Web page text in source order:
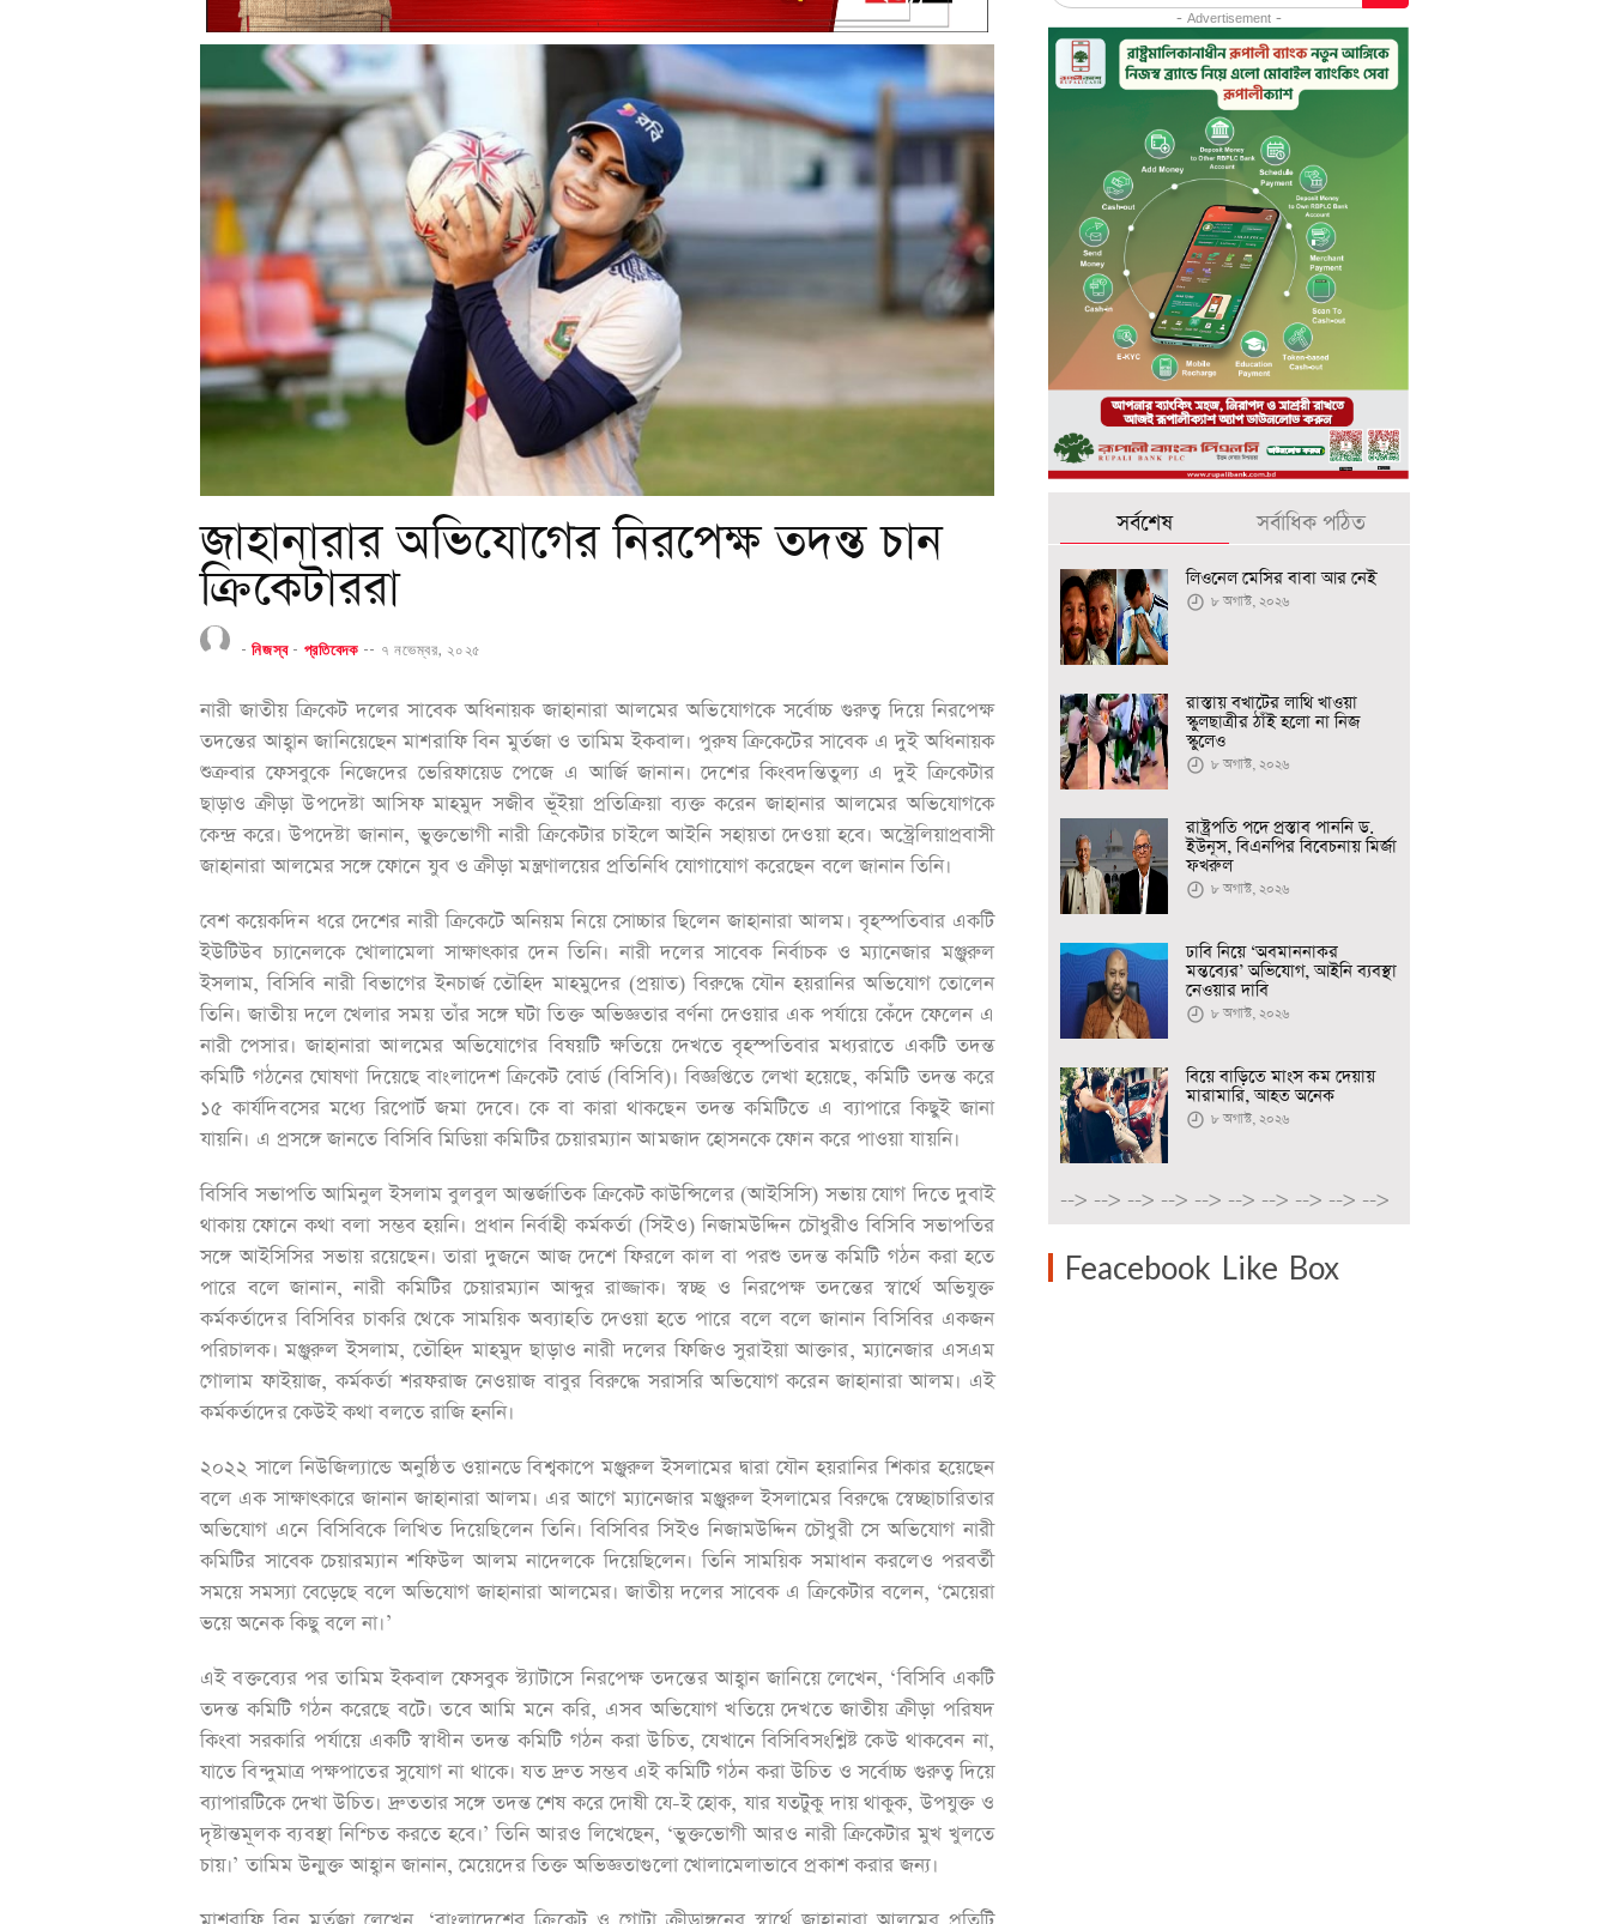
জাহানারার অভিযোগের নিরপেক্ষ তদন্ত চান
ক্রিকেটাররা
-নিজস্ব- প্রতিবেদক-- ৭ নভেম্বর, ২০২৫
নারী জাতীয় ক্রিকেট দলের সাবেক অধিনায়ক জাহানারা আলমের অভিযোগকে সর্বোচ্চ গুরুত্ব দিয়ে নিরপেক্ষ
তদন্তের আহ্বান জানিয়েছেন মাশরাফি বিন মুর্তজা ও তামিম ইকবাল। পুরুষ ক্রিকেটের সাবেক এ দুই অধিনায়ক
শুক্রবার ফেসবুকে নিজেদের ভেরিফায়েড পেজে এ আর্জি জানান। দেশের কিংবদন্তিতুল্য এ দুই ক্রিকেটার
ছাড়াও ক্রীড়া উপদেষ্টা আসিফ মাহমুদ সজীব ভূঁইয়া প্রতিক্রিয়া ব্যক্ত করেন জাহানার আলমের অভিযোগকে
কেন্দ্র করে। উপদেষ্টা জানান, ভুক্তভোগী নারী ক্রিকেটার চাইলে আইনি সহায়তা দেওয়া হবে। অস্ট্রেলিয়াপ্রবাসী
জাহানারা আলমের সঙ্গে ফোনে যুব ও ক্রীড়া মন্ত্রণালয়ের প্রতিনিধি যোগাযোগ করেছেন বলে জানান তিনি।
বেশ কয়েকদিন ধরে দেশের নারী ক্রিকেটে অনিয়ম নিয়ে সোচ্চার ছিলেন জাহানারা আলম। বৃহস্পতিবার একটি
ইউটিউব চ্যানেলকে খোলামেলা সাক্ষাৎকার দেন তিনি। নারী দলের সাবেক নির্বাচক ও ম্যানেজার মঞ্জুরুল
ইসলাম, বিসিবি নারী বিভাগের ইনচার্জ তৌহিদ মাহমুদের (প্রয়াত) বিরুদ্ধে যৌন হয়রানির অভিযোগ তোলেন
তিনি। জাতীয় দলে খেলার সময় তাঁর সঙ্গে ঘটা তিক্ত অভিজ্ঞতার বর্ণনা দেওয়ার এক পর্যায়ে কেঁদে ফেলেন এ
নারী পেসার। জাহানারা আলমের অভিযোগের বিষয়টি ক্ষতিয়ে দেখতে বৃহস্পতিবার মধ্যরাতে একটি তদন্ত
কমিটি গঠনের ঘোষণা দিয়েছে বাংলাদেশ ক্রিকেট বোর্ড (বিসিবি)। বিজ্ঞপ্তিতে লেখা হয়েছে, কমিটি তদন্ত করে
১৫ কার্যদিবসের মধ্যে রিপোর্ট জমা দেবে। কে বা কারা থাকছেন তদন্ত কমিটিতে এ ব্যাপারে কিছুই জানা
যায়নি। এ প্রসঙ্গে জানতে বিসিবি মিডিয়া কমিটির চেয়ারম্যান আমজাদ হোসনকে ফোন করে পাওয়া যায়নি।
বিসিবি সভাপতি আমিনুল ইসলাম বুলবুল আন্তর্জাতিক ক্রিকেট কাউন্সিলের (আইসিসি) সভায় যোগ দিতে দুবাই
থাকায় ফোনে কথা বলা সম্ভব হয়নি। প্রধান নির্বাহী কর্মকর্তা (সিইও) নিজামউদ্দিন চৌধুরীও বিসিবি সভাপতির
সঙ্গে আইসিসির সভায় রয়েছেন। তারা দুজনে আজ দেশে ফিরলে কাল বা পরশু তদন্ত কমিটি গঠন করা হতে
পারে বলে জানান, নারী কমিটির চেয়ারম্যান আব্দুর রাজ্জাক। স্বচ্ছ ও নিরপেক্ষ তদন্তের স্বার্থে অভিযুক্ত
কর্মকর্তাদের বিসিবির চাকরি থেকে সাময়িক অব্যাহতি দেওয়া হতে পারে বলে বলে জানান বিসিবির একজন
পরিচালক। মঞ্জুরুল ইসলাম, তৌহিদ মাহমুদ ছাড়াও নারী দলের ফিজিও সুরাইয়া আক্তার, ম্যানেজার এসএম
গোলাম ফাইয়াজ, কর্মকর্তা শরফরাজ নেওয়াজ বাবুর বিরুদ্ধে সরাসরি অভিযোগ করেন জাহানারা আলম। এই
কর্মকর্তাদের কেউই কথা বলতে রাজি হননি।
২০২২ সালে নিউজিল্যান্ডে অনুষ্ঠিত ওয়ানডে বিশ্বকাপে মঞ্জুরুল ইসলামের দ্বারা যৌন হয়রানির শিকার হয়েছেন
বলে এক সাক্ষাৎকারে জানান জাহানারা আলম। এর আগে ম্যানেজার মঞ্জুরুল ইসলামের বিরুদ্ধে স্বেচ্ছাচারিতার
অভিযোগ এনে বিসিবিকে লিখিত দিয়েছিলেন তিনি। বিসিবির সিইও নিজামউদ্দিন চৌধুরী সে অভিযোগ নারী
কমিটির সাবেক চেয়ারম্যান শফিউল আলম নাদেলকে দিয়েছিলেন। তিনি সাময়িক সমাধান করলেও পরবর্তী
সময়ে সমস্যা বেড়েছে বলে অভিযোগ জাহানারা আলমের। জাতীয় দলের সাবেক এ ক্রিকেটার বলেন, ‘মেয়েরা
ভয়ে অনেক কিছু বলে না।’
এই বক্তব্যের পর তামিম ইকবাল ফেসবুক স্ট্যাটাসে নিরপেক্ষ তদন্তের আহ্বান জানিয়ে লেখেন, ‘বিসিবি একটি
তদন্ত কমিটি গঠন করেছে বটে। তবে আমি মনে করি, এসব অভিযোগ খতিয়ে দেখতে জাতীয় ক্রীড়া পরিষদ
কিংবা সরকারি পর্যায়ে একটি স্বাধীন তদন্ত কমিটি গঠন করা উচিত, যেখানে বিসিবিসংশ্লিষ্ট কেউ থাকবেন না,
যাতে বিন্দুমাত্র পক্ষপাতের সুযোগ না থাকে। যত দ্রুত সম্ভব এই কমিটি গঠন করা উচিত ও সর্বোচ্চ গুরুত্ব দিয়ে
ব্যাপারটিকে দেখা উচিত। দ্রুততার সঙ্গে তদন্ত শেষ করে দোষী যে-ই হোক, যার যতটুকু দায় থাকুক, উপযুক্ত ও
দৃষ্টান্তমূলক ব্যবস্থা নিশ্চিত করতে হবে।’ তিনি আরও লিখেছেন, ‘ভুক্তভোগী আরও নারী ক্রিকেটার মুখ খুলতে
চায়।’ তামিম উন্মুক্ত আহ্বান জানান, মেয়েদের তিক্ত অভিজ্ঞতাগুলো খোলামেলাভাবে প্রকাশ করার জন্য।
- Advertisement -
সর্বশেষ সর্বাধিক পঠিত
লিওনেল মেসির বাবা আর নেই
৮ অগাস্ট, ২০২৬
রাস্তায় বখাটের লাথি খাওয়া
স্কুলছাত্রীর ঠাঁই হলো না নিজ
স্কুলেও
৮ অগাস্ট, ২০২৬
রাষ্ট্রপতি পদে প্রস্তাব পাননি ড.
ইউনূস, বিএনপির বিবেচনায় মির্জা
ফখরুল
৮ অগাস্ট, ২০২৬
ঢাবি নিয়ে ‘অবমাননাকর
মন্তব্যের’ অভিযোগ, আইনি ব্যবস্থা
নেওয়ার দাবি
৮ অগাস্ট, ২০২৬
বিয়ে বাড়িতে মাংস কম দেয়ায়
মারামারি, আহত অনেক
৮ অগাস্ট, ২০২৬
--> --> --> --> --> --> --> --> --> -->
Feacebook Like Box